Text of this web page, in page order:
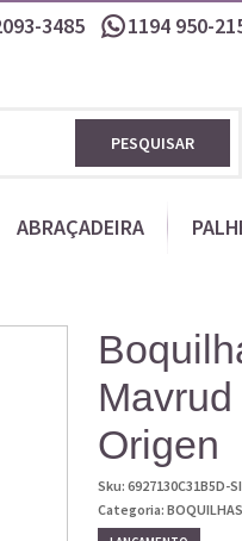
3485 1194950-
PESQUISAR
ABRAÇADEIRA
Origen
Sku:6927130C31B5D-
Categoria: BOQUILHAS